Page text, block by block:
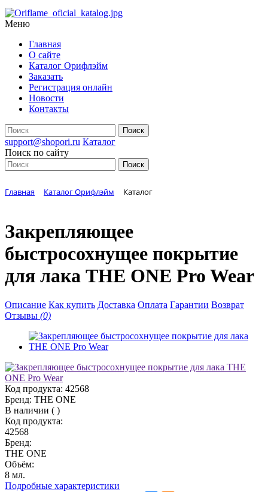
Меню
Главная
О сайте
Каталог Орифлэйм
Заказать
Регистрация онлайн
Новости
Контакты
support@shopori.ru Каталог
Поиск по сайту
Главная Каталог Орифлэйм Каталог
Закрепляющее
быстросохнущее покрытие
для лака THE ONE Pro Wear
Описание Как купить Доставка Оплата Гарантии Возврат
Отзывы (0)
Код продукта: 42568
Бренд: THE ONE
В наличии ( )
Код продукта:
42568
Бренд:
THE ONE
Объём:
8 мл.
Подробные характеристики